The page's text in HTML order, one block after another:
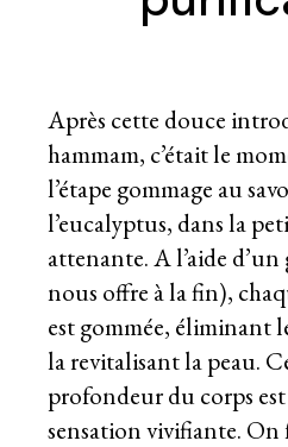
Après cette douce
hammam, c’était le
l’étape gommage au
l’eucalyptus, dans la
attenante. A l’aide
nous offre à la fin),
est gommée, éliminant
la revitalisant la peau.
profondeur du corps
sensation vivifiante. On